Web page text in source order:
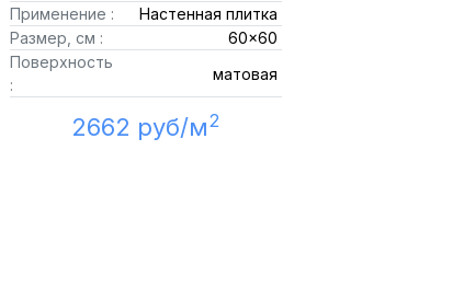
Применение :
Настенная плитка
Размер, см :
60x60
Поверхность
:
матовая
2662 руб/м2